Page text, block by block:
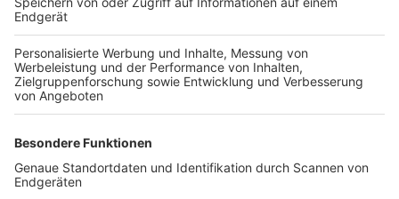
TOP-VEREINE
TOP-PARTNER